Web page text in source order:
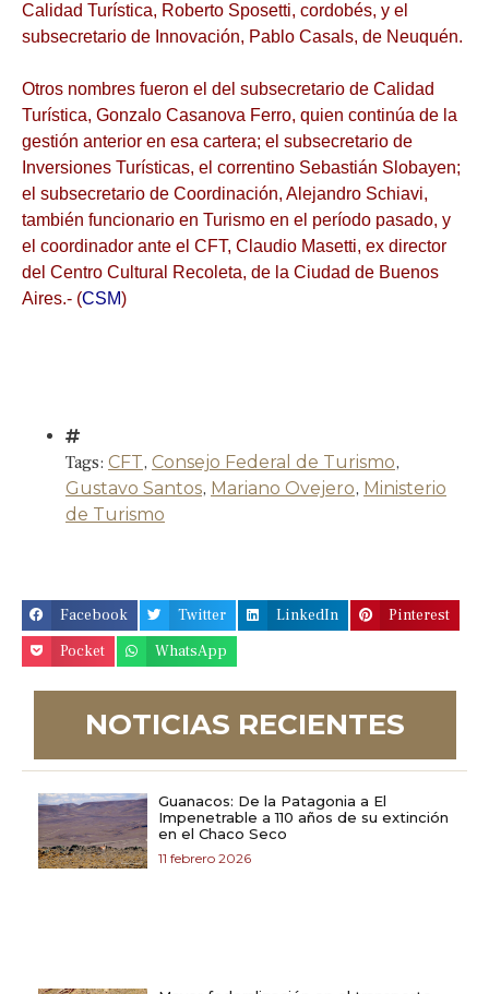
Calidad Turística, Roberto Sposetti, cordobés, y el
subsecretario de Innovación, Pablo Casals, de Neuquén.
Otros nombres fueron el del subsecretario de Calidad
Turística, Gonzalo Casanova Ferro, quien continúa de la
gestión anterior en esa cartera; el subsecretario de
Inversiones Turísticas, el correntino Sebastián Slobayen;
el subsecretario de Coordinación, Alejandro Schiavi,
también funcionario en Turismo en el período pasado, y
el coordinador ante el CFT, Claudio Masetti, ex director
del Centro Cultural Recoleta, de la Ciudad de Buenos
Aires.- (CSM)
Tags: CFT, Consejo Federal de Turismo,
Gustavo Santos, Mariano Ovejero, Ministerio
de Turismo
Facebook Twitter LinkedIn
Pinterest
Pocket
WhatsApp
NOTICIAS RECIENTES
Guanacos: De la Patagonia a El
Impenetrable a 110 años de su extinción
en el Chaco Seco
11 febrero 2026